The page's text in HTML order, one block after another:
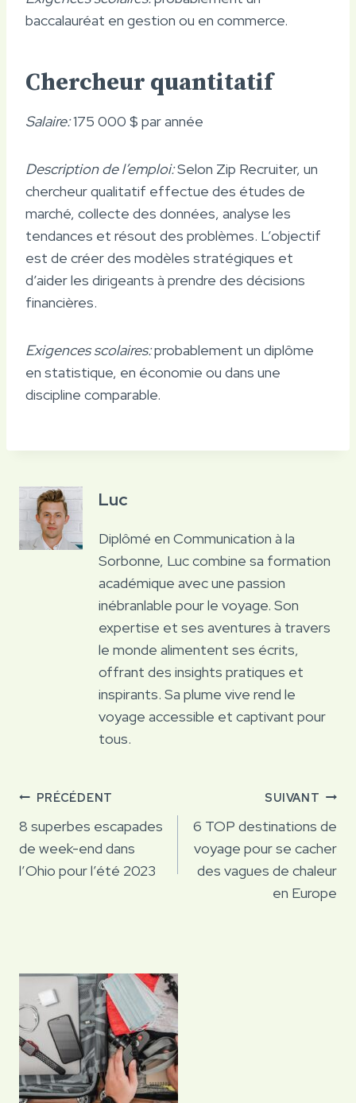
baccalauréat en gestion ou en commerce.
Chercheur quantitatif
Salaire:175 000 $ par année
Description de l’emploi:Selon Zip Recruiter, un
chercheur qualitatif effectue des études de
marché, collecte des données, analyse les
tendances et résout des problèmes. L’objectif
est de créer des modèles stratégiques et
d’aider les dirigeants à prendre des décisions
financières.
Exigences scolaires:probablement un diplôme
en statistique, en économie ou dans une
discipline comparable.
Luc
Diplômé en Communication à la
Sorbonne, Luc combine sa formation
académique avec une passion
inébranlable pour le voyage. Son
expertise et ses aventures à travers
le monde alimentent ses écrits,
offrant des insights pratiques et
inspirants. Sa plume vive rend le
voyage accessible et captivant pour
tous.
Navigation
de
l’article
PRÉCÉDENT
8 superbes escapades
de week-end dans
l’Ohio pour l’été 2023
SUIVANT
6 TOP destinations de
voyage pour se cacher
des vagues de chaleur
en Europe